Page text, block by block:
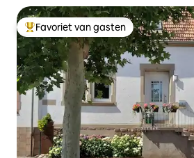
Topfavoriet van gasten
Favoriet van gasten